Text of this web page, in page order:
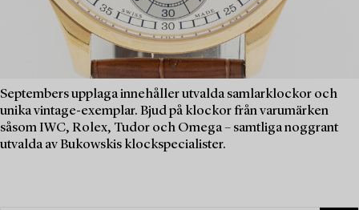
Septembers upplaga innehåller utvalda samlarklockor och
unika vintage-exemplar. Bjud på klockor från varumärken
såsom IWC, Rolex, Tudor och Omega – samtliga noggrant
utvalda av Bukowskis klockspecialister.